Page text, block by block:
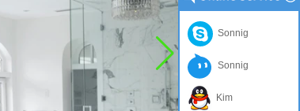
Sonnig
Sonnig
Kim